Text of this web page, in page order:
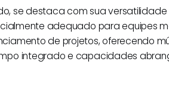
se destaca com sua
adequado para equipes
de projetos, oferecendo
integrado e capacidades